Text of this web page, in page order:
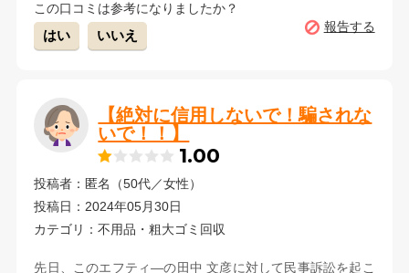
この口コミは参考になりましたか？
はい いいえ
報告する
【絶対に信用しないで！騙されな
いで！！】
1.00
投稿者：匿名（50代／女性）
投稿日：2024年05月30日
カテゴリ：不用品・粗大ゴミ回収
先日、このエフティ―の田中 文彦に対して民事訴訟を起こ